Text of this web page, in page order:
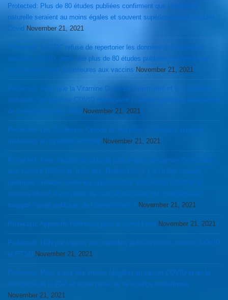
Protected: Plus de 80 études publiées confirment que l’immunité
naturelle seraient au moins égales et souvent supérieures aux vaccins
Covid November 21, 2021
Protected: La CDC refuse de repertorier les données sur l’immunité
naturelle COVID, alors que plus de 80 études publiées montrent que
ces données sont supérieures aux vaccins November 21, 2021
Protected: Alors que la Vitamine D module l’immunité et la réparation
cellulaire, les Vaccins COVID détruiraient l’un des systèmes endogènes
de la réparation de l’ADN November 21, 2021
Protected: Les Épidémies Opiode et maladies chroniques seraient
inhérentes au système normatif November 21, 2021
Protected: Avec de plus en plus de pathologies iatrogènes Covid liées
aux vaccins RNAm et, inter alia, Redemsivir, il y a t’il des recours
juridiques crédible contre les opportunistes des crimes Covid et le
controle abusif d’une partie de ceux et de celles qui contrôlent les
rouages “santé publique” du Governement ? November 21, 2021
Protected: Approche Holistique pour le Covid Long November 21, 2021
Protected: LDN par rapport aux maladies auto-immunes, cancer, COVID
et PTSD November 21, 2021
Protected: Mise à jour des limites (dégâts) du vaccin COVID et de la
corruption de la FDA et d’une partie de la science mainstream
November 21, 2021